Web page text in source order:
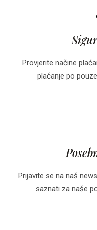
Provjerite načine
plaćanje po
Prijavite se na naš
saznati za naše